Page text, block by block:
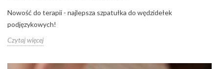
Nowość do terapii - najlepsza szpatułka do wędzidełek
podjęzykowych!
Czytaj więcej